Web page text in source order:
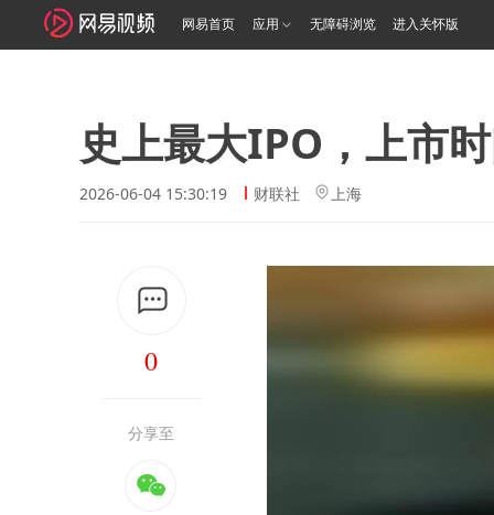
网易首页 应用 无障碍浏览 进入关怀版
史上最大IPO，上市
2026-06-04 15:30:19 财联社 上海
0
分享至